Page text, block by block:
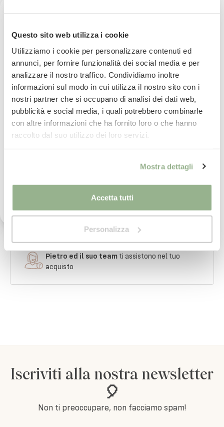
Questo sito web utilizza i cookie
Utilizziamo i cookie per personalizzare contenuti ed
annunci, per fornire funzionalità dei social media e per
analizzare il nostro traffico. Condividiamo inoltre
informazioni sul modo in cui utilizza il nostro sito con i
nostri partner che si occupano di analisi dei dati web,
pubblicità e social media, i quali potrebbero combinarle
con altre informazioni che ha fornito loro o che hanno
raccolto dal suo utilizzo dei loro servizi.
Mostra dettagli
Accetta tutti
Personalizza
Disponibile in 4 Colori.
Consegnain 24/48 ore.
Per saperne di più
imballaggiosicuro al 100%
Pietro ed il suo team ti assistono nel tuo
acquisto
Iscriviti alla nostra newsletter
🎈
Non ti preoccupare, non facciamo spam!
Ricevi uno sconto del 10% sul
tuo prossimo ordine
Iscriviti subito alla nostra newsletter
La tua email
Iscrivimi
vostra Privacy Policy ed acconsento al
comunicazioni tramite newsletter.